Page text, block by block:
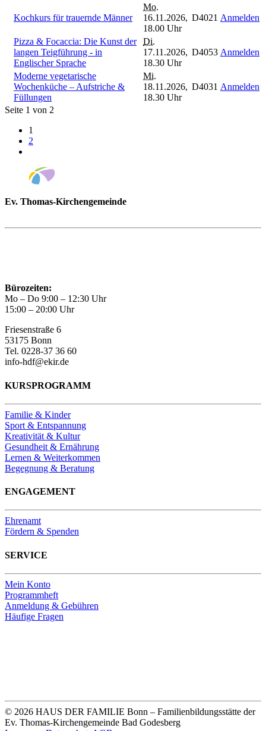
Kochkurs für trauernde Männer
Mo.
16.11.2026,
18.00 Uhr
D4021 Anmelden
Pizza & Focaccia: Die Kunst der
langen Teigführung - in
Englischer Sprache
Di.
17.11.2026,
18.30 Uhr
D4053 Anmelden
Moderne vegetarische
Wochenküche – Aufstriche &
Füllungen
Mi.
18.11.2026,
18.30 Uhr
D4031 Anmelden
Seite 1 von 2
1
2
Ev. Thomas-Kirchengemeinde
Bürozeiten:
Mo – Do 9:00 – 12:30 Uhr
15:00 – 20:00 Uhr
Friesenstraße 6
53175 Bonn
Tel. 0228-37 36 60
info-hdf@ekir.de
KURSPROGRAMM
Familie & Kinder
Sport & Entspannung
Kreativität & Kultur
Gesundheit & Ernährung
Lernen & Weiterkommen
Begegnung & Beratung
ENGAGEMENT
Ehrenamt
Fördern & Spenden
SERVICE
Mein Konto
Programmheft
Anmeldung & Gebühren
Häufige Fragen
© 2026 HAUS DER FAMILIE Bonn – Familienbildungsstätte der
Ev. Thomas-Kirchengemeinde Bad Godesberg